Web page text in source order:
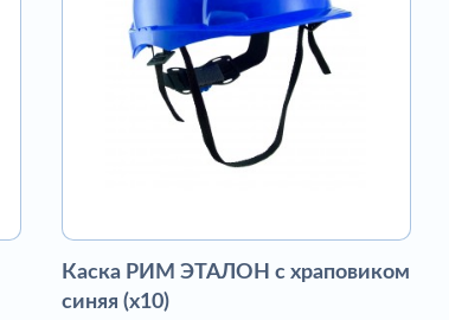
Каска РИМ ЭТАЛОН с храповиком
синяя (х10)